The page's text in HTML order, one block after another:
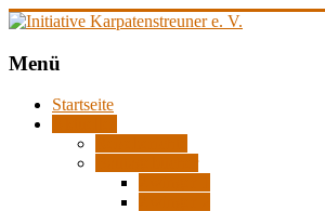
Zum
springen
Initiative
Menü
Startseite